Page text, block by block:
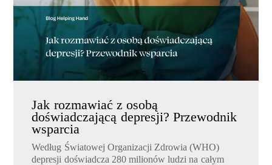
Jak rozmawiać z osobą
doświadczającą depresji? Przewodnik
wsparcia
Według Światowej Organizacji Zdrowia (WHO)
depresji doświadcza 280 milionów ludzi na całym